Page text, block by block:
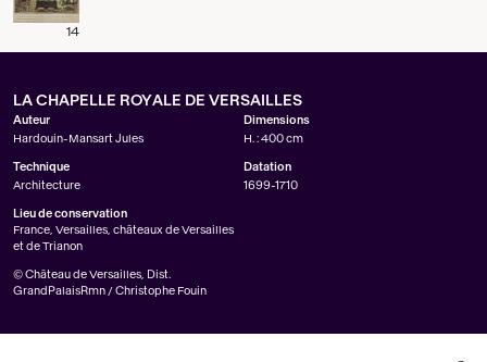
14
LA CHAPELLE ROYALE DE VERSAILLES
Auteur
Hardouin-Mansart Jules
Dimensions
H. : 400 cm
Technique
Architecture
Datation
1699-1710
Lieu de conservation
France, Versailles, châteaux de Versailles
et de Trianon
© Château de Versailles, Dist.
GrandPalaisRmn / Christophe Fouin